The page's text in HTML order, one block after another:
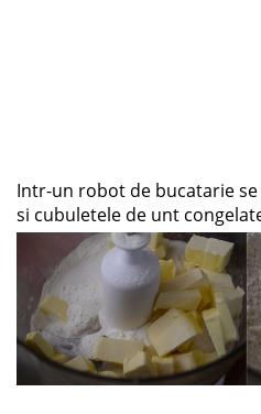
Intr-un robot de bucatarie
si cubuletele de unt